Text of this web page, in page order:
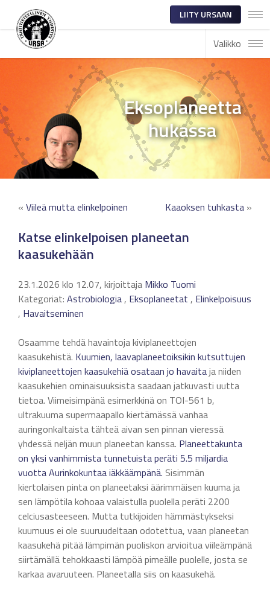
LIITY URSAAN
Valikko
Eksoplaneetta
hukassa
« Viileä mutta elinkelpoinen Kaaoksen tuhkasta »
Katse elinkelpoisen planeetan
kaasukehään
23.1.2026 klo 12.07, kirjoittaja Mikko Tuomi
Kategoriat: Astrobiologia, Eksoplaneetat , Elinkelpoisuus
, Havaitseminen
Osaamme tehdä havaintoja kiviplaneettojen
kaasukehistä. Kuumien, laavaplaneetoiksikin kutsuttujen
kiviplaneettojen kaasukehiä osataan jo havaitaja niiden
kaasukehien ominaisuuksista saadaan jatkuvasti uutta
tietoa. Viimeisimpänä esimerkkinä on TOI-561 b,
ultrakuuma supermaapallo kiertämässä vanhaa
auringonkaltaista tähteä aivan sen pinnan vieressä
yhdessä neljän muun planeetan kanssa. Planeettakunta
on yksi vanhimmista tunnetuista peräti 5.5 miljardia
vuotta Aurinkokuntaa iäkkäämpänä. Sisimmän
kiertolaisen pinta on planeetaksi äärimmäisen kuuma ja
sen lämpötila kohoaa valaistulla puolella peräti 2200
celciusasteeseen. Mutta tutkijoiden hämmästykseksi
kuumuus ei ole suuruudeltaan odotettua, vaan planeetan
kaasukehä pitää lämpimän puoliskon arvioitua viileämpänä
siirtämällä tehokkaasti lämpöä pimeälle puolelle, josta se
karkaa avaruuteen. Planeetalla siis on kaasukehä.